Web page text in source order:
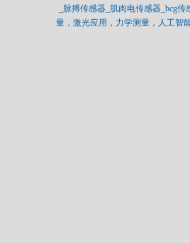
_脉搏传感器_肌肉电传感器_bcg
量，激光应用，力学测量，人工智